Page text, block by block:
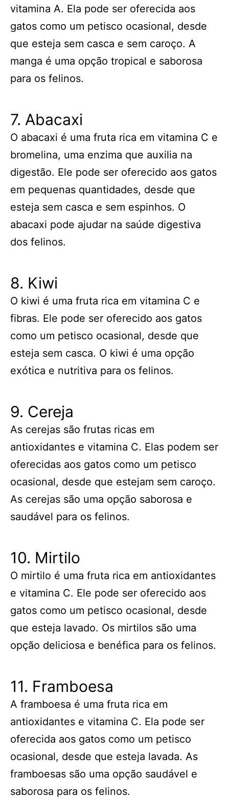
vitamina A. Ela pode ser oferecida aos
gatos como um petisco ocasional, desde
que esteja sem casca e sem caroço. A
manga é uma opção tropical e saborosa
para os felinos.
7. Abacaxi
O abacaxi é uma fruta rica em vitamina C e
bromelina, uma enzima que auxilia na
digestão. Ele pode ser oferecido aos gatos
em pequenas quantidades, desde que
esteja sem casca e sem espinhos. O
abacaxi pode ajudar na saúde digestiva
dos felinos.
8. Kiwi
O kiwi é uma fruta rica em vitamina C e
fibras. Ele pode ser oferecido aos gatos
como um petisco ocasional, desde que
esteja sem casca. O kiwi é uma opção
exótica e nutritiva para os felinos.
9. Cereja
As cerejas são frutas ricas em
antioxidantes e vitamina C. Elas podem ser
oferecidas aos gatos como um petisco
ocasional, desde que estejam sem caroço.
As cerejas são uma opção saborosa e
saudável para os felinos.
10. Mirtilo
O mirtilo é uma fruta rica em antioxidantes
e vitamina C. Ele pode ser oferecido aos
gatos como um petisco ocasional, desde
que esteja lavado. Os mirtilos são uma
opção deliciosa e benéfica para os felinos.
11. Framboesa
A framboesa é uma fruta rica em
antioxidantes e vitamina C. Ela pode ser
oferecida aos gatos como um petisco
ocasional, desde que esteja lavada. As
framboesas são uma opção saudável e
saborosa para os felinos.